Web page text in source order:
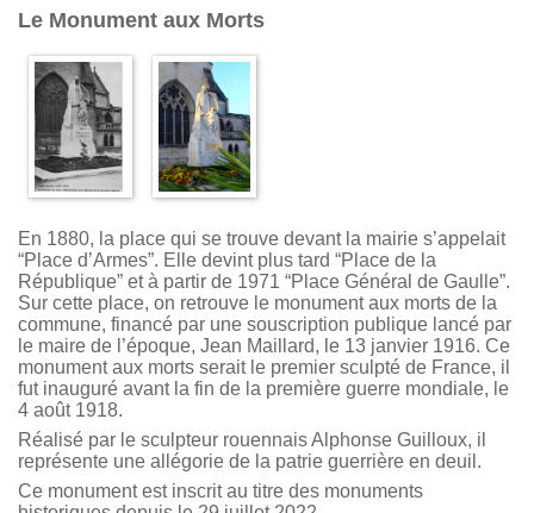
Le Monument aux Morts
En 1880, la place qui se trouve devant la mairie s’appelait
“Place d’Armes”. Elle devint plus tard “Place de la
République” et à partir de 1971 “Place Général de Gaulle”.
Sur cette place, on retrouve le monument aux morts de la
commune, financé par une souscription publique lancé par
le maire de l’époque, Jean Maillard, le 13 janvier 1916. Ce
monument aux morts serait le premier sculpté de France, il
fut inauguré avant la fin de la première guerre mondiale, le
4 août 1918.
Réalisé par le sculpteur rouennais Alphonse Guilloux, il
représente une allégorie de la patrie guerrière en deuil.
Ce monument est inscrit au titre des monuments